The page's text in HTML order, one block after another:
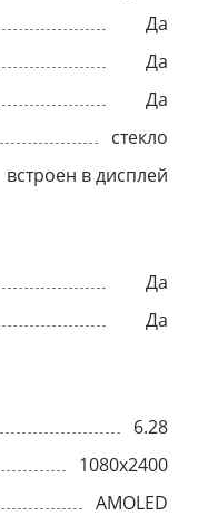
Да
Да
Да
стекло
встроен в дисплей
Да
Да
6.28
1080x2400
AMOLED